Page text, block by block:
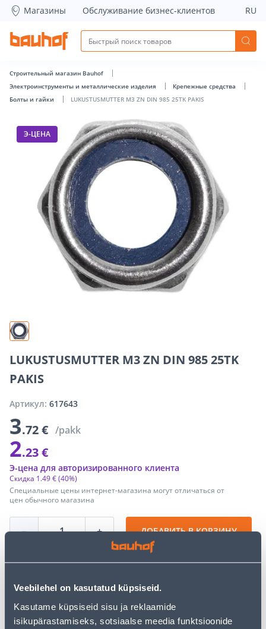
Veebilehel on kasutatud küpsiseid.
Kasutame küpsiseid sisu ja reklaamide
isikupärastamiseks, sotsiaalse meedia funktsioonide
LUKUSTUSMUTTER M3 ZN DIN 985 25TK PAKIS - Bauhof
Магазины Обслуживание бизнес-клиентов RU
Строительный магазин Bauhof
Электроинструменты и металлические изделия
Крепежные средства
Болты и гайки
LUKUSTUSMUTTER M3 ZN DIN 985 25TK PAKIS
Э-ЦЕНА
LUKUSTUSMUTTER M3 ZN DIN 985 25TK
PAKIS
Артикул: 617643
3.72 € /pakk
2.23 €
Специальные цены интернет-магазина могут отличаться от
цен обычного магазина
Скидка 1.49 €(40%)
Э-цена для авторизированного клиента
− + ДОБАВИТЬ В КОРЗИНУ
Посмотреть наличие